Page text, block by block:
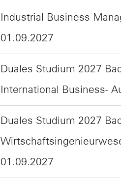
Industrial Business
01.09.2027
Duales Studium 2027
International Business-
Duales Studium 2027
01.09.2027